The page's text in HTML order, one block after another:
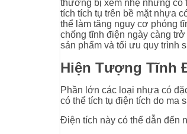
thường bị xem nhẹ nhưng có
tích tích tụ trên bề mặt nhựa
thể làm tăng nguy cơ phóng
chống tĩnh điện ngày càng
sản phẩm và tối ưu quy trình
Hiện Tượng Tĩnh
Phần lớn các loại nhựa có
có thể tích tụ điện tích do ma
Điện tích này có thể dẫn đến